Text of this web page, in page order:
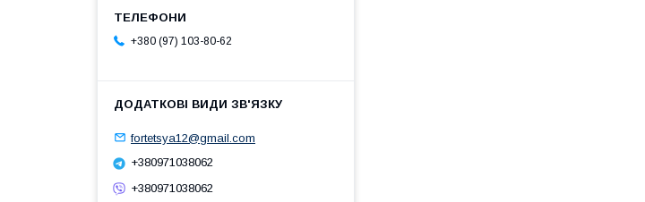
+380 (97) 103-80-62
fortetsya12@gmail.com
+380971038062
+380971038062